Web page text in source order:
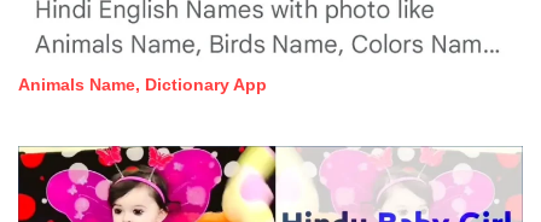
Animals Name, Dictionary App